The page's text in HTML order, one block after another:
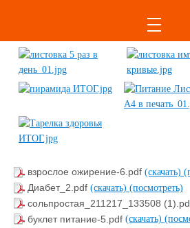
взрослое ожирение-6.pdf (скачать)
Диабет_2.pdf (скачать) (посмотреть)
сольпростая_211217_133508
буклет питание-5.pdf (скачать)